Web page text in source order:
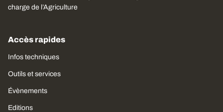
charge de l’Agriculture
Accès rapides
Infos techniques
Outils et services
Évènements
Editions